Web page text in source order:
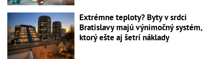
Extrémne teploty? Byty v srdci
Bratislavy majú výnimočný systém,
ktorý ešte aj šetrí náklady